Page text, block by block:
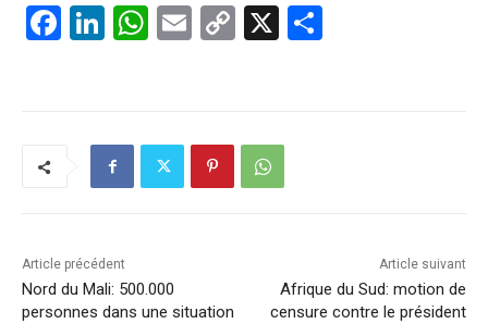
F
k
Li
dI
n
W
A
p
E
C
Li
n
X
Article précédent
Nord du Mali: 500.000
personnes dans une situation
Article suivant
Afrique du Sud: motion de
censure contre le président